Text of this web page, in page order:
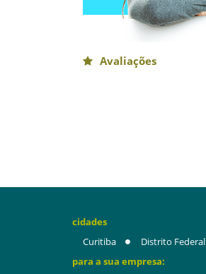
Avaliações
cidades
Curitiba
Distrito Federal
para a sua empresa: